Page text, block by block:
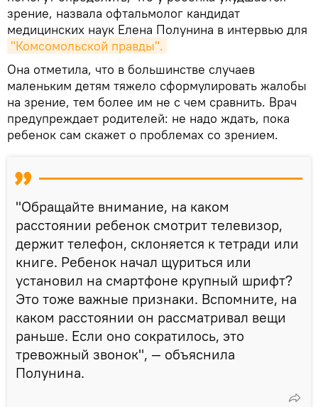
зрение, назвала офтальмолог кандидат
медицинских наук Елена Полунина в интервью для
"Комсомольской правды".
Она отметила, что в большинстве случаев
маленьким детям тяжело сформулировать жалобы
на зрение, тем более им не с чем сравнить. Врач
предупреждает родителей: не надо ждать, пока
ребенок сам скажет о проблемах со зрением.
"Обращайте внимание, на каком
расстоянии ребенок смотрит телевизор,
держит телефон, склоняется к тетради или
книге. Ребенок начал щуриться или
установил на смартфоне крупный шрифт?
Это тоже важные признаки. Вспомните, на
каком расстоянии он рассматривал вещи
раньше. Если оно сократилось, это
тревожный звонок", — объяснила
Полунина.